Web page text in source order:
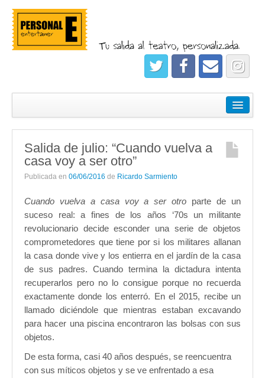
Empresas
Salidas
Registrate
Salida de julio: “Cuando vuelva a
casa voy a ser otro”
Publicada en 06/06/2016 de Ricardo Sarmiento
Cuando vuelva a casa voy a ser otro parte de un
suceso real: a fines de los años ‘70s un militante
revolucionario decide esconder una serie de objetos
comprometedores que tiene por si los militares allanan
la casa donde vive y los entierra en el jardín de la casa
de sus padres. Cuando termina la dictadura intenta
recuperarlos pero no lo consigue porque no recuerda
exactamente donde los enterró. En el 2015, recibe un
llamado diciéndole que mientras estaban excavando
para hacer una piscina encontraron las bolsas con sus
objetos.
De esta forma, casi 40 años después, se reencuentra
con sus míticos objetos y se ve enfrentado a esa